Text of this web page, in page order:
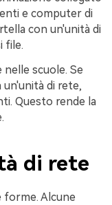
e computer di
con un'unità di
file.
scuole. Se
un'unità di rete,
Questo rende la
di rete
forme. Alcune